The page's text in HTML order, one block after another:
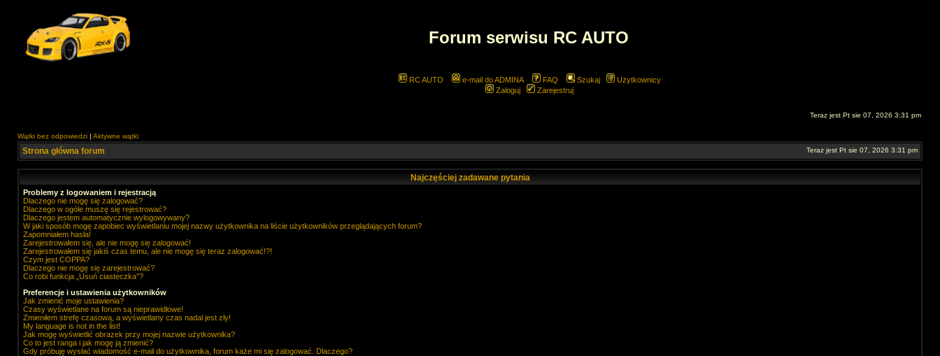
Forum serwisu RC AUTO
RC AUTO e-mail do ADMINA FAQ Szukaj
Użytkownicy
Zaloguj
Zarejestruj
Teraz jest Pt sie 07, 2026 3:31 pm
Wątki bez odpowiedzi | Aktywne wątki
Strona główna forum Teraz jest Pt sie 07, 2026 3:31 pm
Najczęściej zadawane pytania
Problemy z logowaniem i rejestracją
Dlaczego nie mogę się zalogować?
Dlaczego w ogóle muszę się rejestrować?
Dlaczego jestem automatycznie wylogowywany?
W jaki sposób mogę zapobiec wyświetlaniu mojej nazwy użytkownika na liście użytkowników przeglądających forum?
Zapomniałem hasła!
Zarejestrowałem się, ale nie mogę się zalogować!
Zarejestrowałem się jakiś czas temu, ale nie mogę się teraz zalogować!?!
Czym jest COPPA?
Dlaczego nie mogę się zarejestrować?
Co robi funkcja „Usuń ciasteczka”?
Preferencje i ustawienia użytkowników
Jak zmienić moje ustawienia?
Czasy wyświetlane na forum są nieprawidłowe!
Zmieniłem strefę czasową, a wyświetlany czas nadal jest zły!
My language is not in the list!
Jak mogę wyświetlić obrazek przy mojej nazwie użytkownika?
Co to jest ranga i jak mogę ją zmienić?
Gdy próbuję wysłać wiadomość e-mail do użytkownika, forum każe mi się zalogować. Dlaczego?